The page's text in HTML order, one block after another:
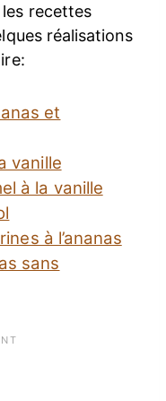
recettes
réalisations
et
vanille
à la vanille
à l’ananas
sans